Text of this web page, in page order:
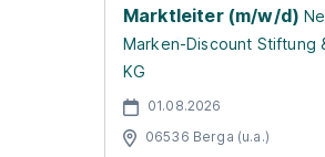
Marktleiter (m/w/d)
Marken-Discount Stiftung
KG
01.08.2026
06536 Berga (u.a.)